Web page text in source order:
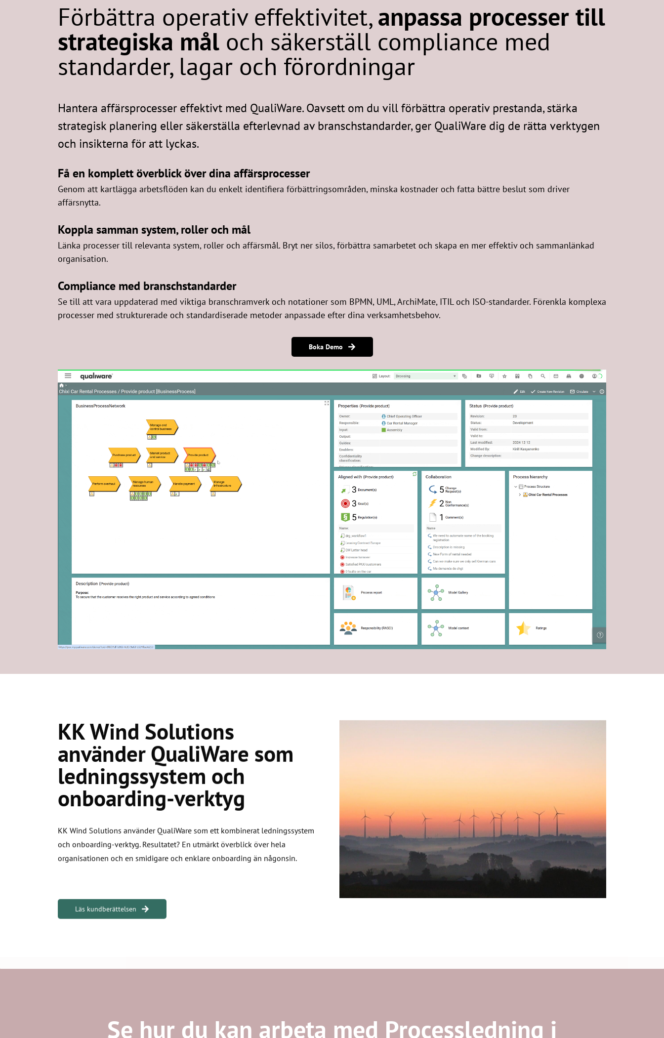
Förbättra operativ effektivitet,anpassa processer till
strategiska mål och säkerställ compliance med
standarder, lagar och förordningar
Hantera affärsprocesser effektivt med QualiWare. Oavsett om du vill förbättra operativ prestanda, stärka
strategisk planering eller säkerställa efterlevnad av branschstandarder, ger QualiWare dig de rätta verktygen
och insikterna för att lyckas.
Få en komplett överblick över dina affärsprocesser
Genom att kartlägga arbetsflöden kan du enkelt identifiera förbättringsområden, minska kostnader och fatta bättre beslut som driver
affärsnytta.
Koppla samman system, roller och mål
Länka processer till relevanta system, roller och affärsmål. Bryt ner silos, förbättra samarbetet och skapa en mer effektiv och sammanlänkad
organisation.
Compliance med branschstandarder
Se till att vara uppdaterad med viktiga branschramverk och notationer som BPMN, UML, ArchiMate, ITIL och ISO-standarder. Förenkla komplexa
processer med strukturerade och standardiserade metoder anpassade efter dina verksamhetsbehov.
Boka Demo
KK Wind Solutions
använder QualiWare som
ledningssystem och
onboarding-verktyg
och onboarding-verktyg. Resultatet? En utmärkt överblick över hela
organisationen och en smidigare och enklare onboarding än någonsin.
Läs kundberättelsen
Se hur du kan arbeta med Processledning i